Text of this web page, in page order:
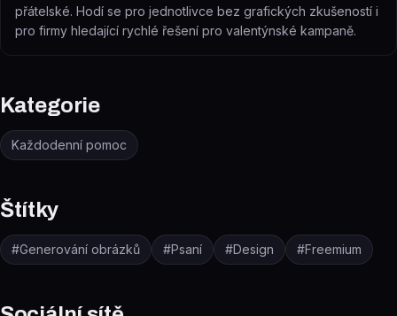
přátelské. Hodí se pro jednotlivce bez grafických zkušeností i
pro firmy hledající rychlé řešení pro valentýnské kampaně.
Kategorie
Každodenní pomoc
Štítky
#Generování obrázků #Psaní #Design #Freemium